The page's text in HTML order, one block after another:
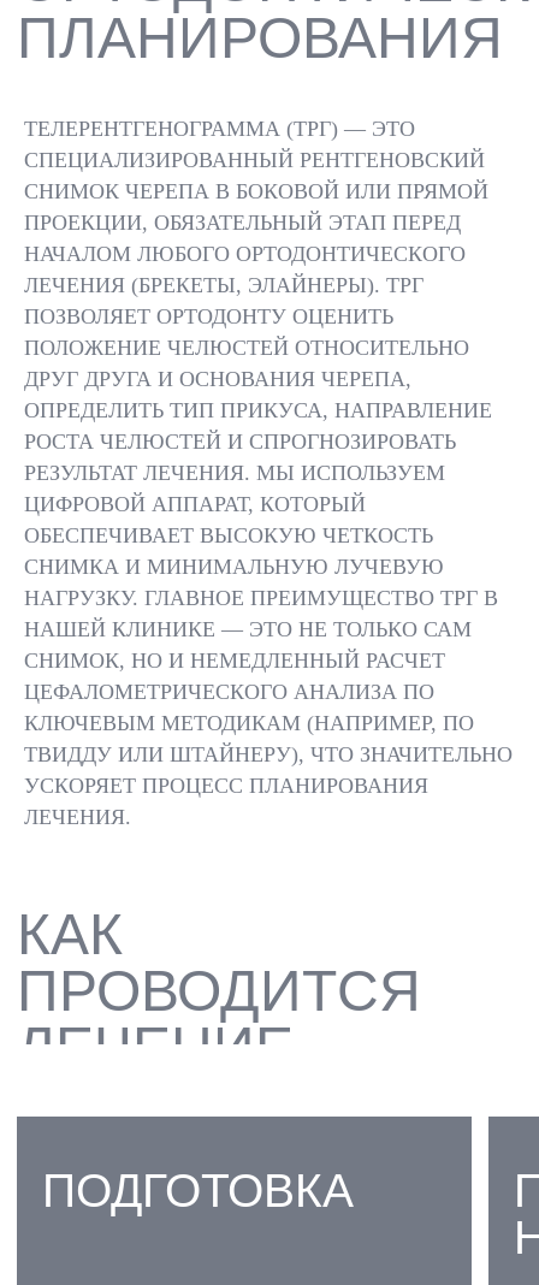
ТЕЛЕРЕНТГЕНОГРАММА (ТРГ) — ЭТО
СПЕЦИАЛИЗИРОВАННЫЙ РЕНТГЕНОВСКИЙ
СНИМОК ЧЕРЕПА В БОКОВОЙ ИЛИ ПРЯМОЙ
ПРОЕКЦИИ, ОБЯЗАТЕЛЬНЫЙ ЭТАП ПЕРЕД
НАЧАЛОМ ЛЮБОГО ОРТОДОНТИЧЕСКОГО
ЛЕЧЕНИЯ (БРЕКЕТЫ, ЭЛАЙНЕРЫ). ТРГ
ПОЗВОЛЯЕТ ОРТОДОНТУ ОЦЕНИТЬ
ПОЛОЖЕНИЕ ЧЕЛЮСТЕЙ ОТНОСИТЕЛЬНО
ДРУГ ДРУГА И ОСНОВАНИЯ ЧЕРЕПА,
ОПРЕДЕЛИТЬ ТИП ПРИКУСА, НАПРАВЛЕНИЕ
РОСТА ЧЕЛЮСТЕЙ И СПРОГНОЗИРОВАТЬ
РЕЗУЛЬТАТ ЛЕЧЕНИЯ. МЫ ИСПОЛЬЗУЕМ
ЦИФРОВОЙ АППАРАТ, КОТОРЫЙ
ОБЕСПЕЧИВАЕТ ВЫСОКУЮ ЧЕТКОСТЬ
СНИМКА И МИНИМАЛЬНУЮ ЛУЧЕВУЮ
НАГРУЗКУ. ГЛАВНОЕ ПРЕИМУЩЕСТВО ТРГ В
НАШЕЙ КЛИНИКЕ — ЭТО НЕ ТОЛЬКО САМ
СНИМОК, НО И НЕМЕДЛЕННЫЙ РАСЧЕТ
ЦЕФАЛОМЕТРИЧЕСКОГО АНАЛИЗА ПО
КЛЮЧЕВЫМ МЕТОДИКАМ (НАПРИМЕР, ПО
ТВИДДУ ИЛИ ШТАЙНЕРУ), ЧТО ЗНАЧИТЕЛЬНО
УСКОРЯЕТ ПРОЦЕСС ПЛАНИРОВАНИЯ
ЛЕЧЕНИЯ.
ПАЦИЕНТ СНИМАЕТ
МЕТАЛЛИЧЕСКИЕ
ПРЕДМЕТЫ И
ФИКСИРУЕТ ГОЛОВУ
В ЦЕФАЛОСТАТЕ
НИЕ
ПАЦИЕНТ
АППАРАТ,
СНИМКА
ВСЕ ВРАЧИ
РЕЗУЛЬТАТЫ
ТОЧНАЯ ДИАГНОСТИКА
ПРИКУСА
01
РЕЗУЛЬТАТОВ ЛЕЧЕНИЯ
ЧЕЛЮСТЕЙ (ДЛЯ
03